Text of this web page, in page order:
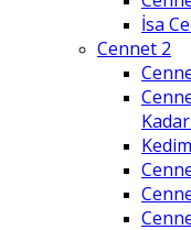
İsa
Cennet 2